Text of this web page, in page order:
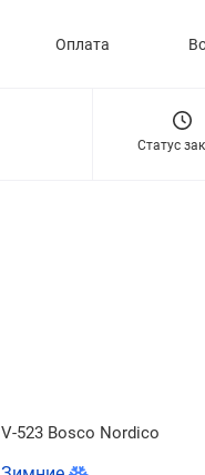
Оплата
Статус
V-523 Bosco Nordico